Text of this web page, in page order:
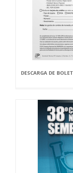
DESCARGA DE